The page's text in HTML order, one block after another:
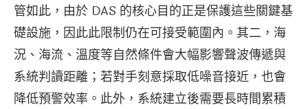
管如此，由於 DAS 的核心目的正是保護這些關鍵基
礎設施，因此此限制仍在可接受範圍內。其二，海
況、海流、溫度等自然條件會大幅影響聲波傳遞與
系統判讀距離；若對手刻意採取低噪音接近，也會
降低預警效率。此外，系統建立後需要長時間累積